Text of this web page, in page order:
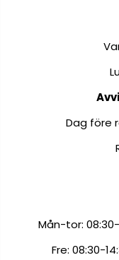
Dag före
Mån-tor:
Fre: 08:30-